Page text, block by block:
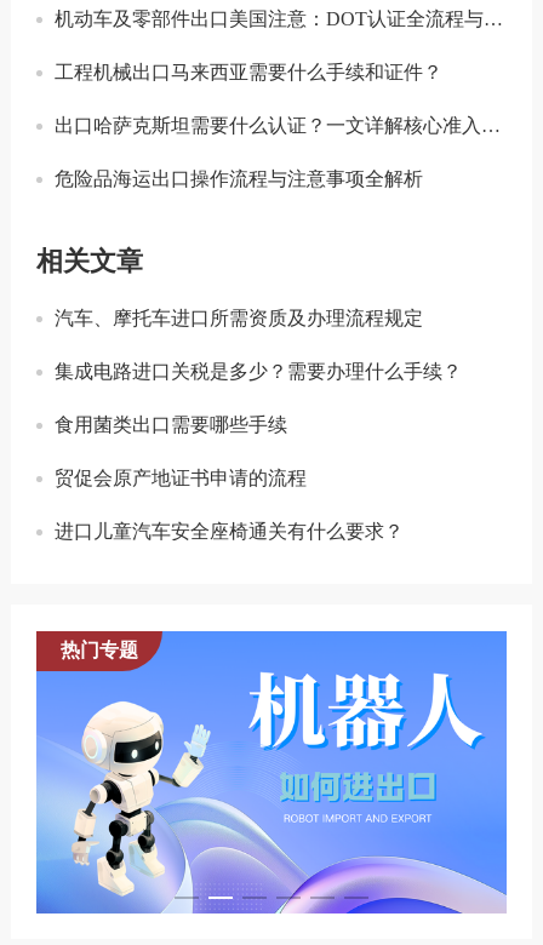
机动车及零部件出口美国注意：DOT认证全流程与合规要点详解
工程机械出口马来西亚需要什么手续和证件？
出口哈萨克斯坦需要什么认证？一文详解核心准入要求
危险品海运出口操作流程与注意事项全解析
相关文章
汽车、摩托车进口所需资质及办理流程规定
集成电路进口关税是多少？需要办理什么手续？
食用菌类出口需要哪些手续
贸促会原产地证书申请的流程
进口儿童汽车安全座椅通关有什么要求？
热门专题